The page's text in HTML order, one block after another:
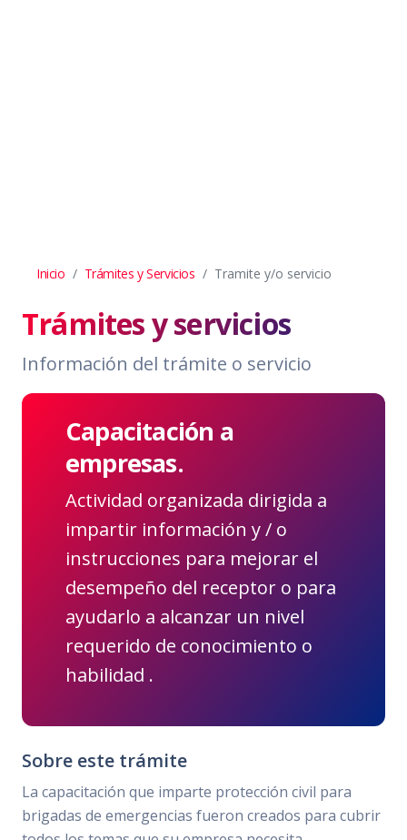
Inicio Trámites y Servicios Tramite y/o servicio
Trámites y servicios
Información del trámite o servicio
Capacitación a
empresas.
Actividad organizada dirigida a
impartir información y / o
instrucciones para mejorar el
desempeño del receptor o para
ayudarlo a alcanzar un nivel
requerido de conocimiento o
habilidad .
Sobre este trámite
La capacitación que imparte protección civil para
brigadas de emergencias fueron creados para cubrir